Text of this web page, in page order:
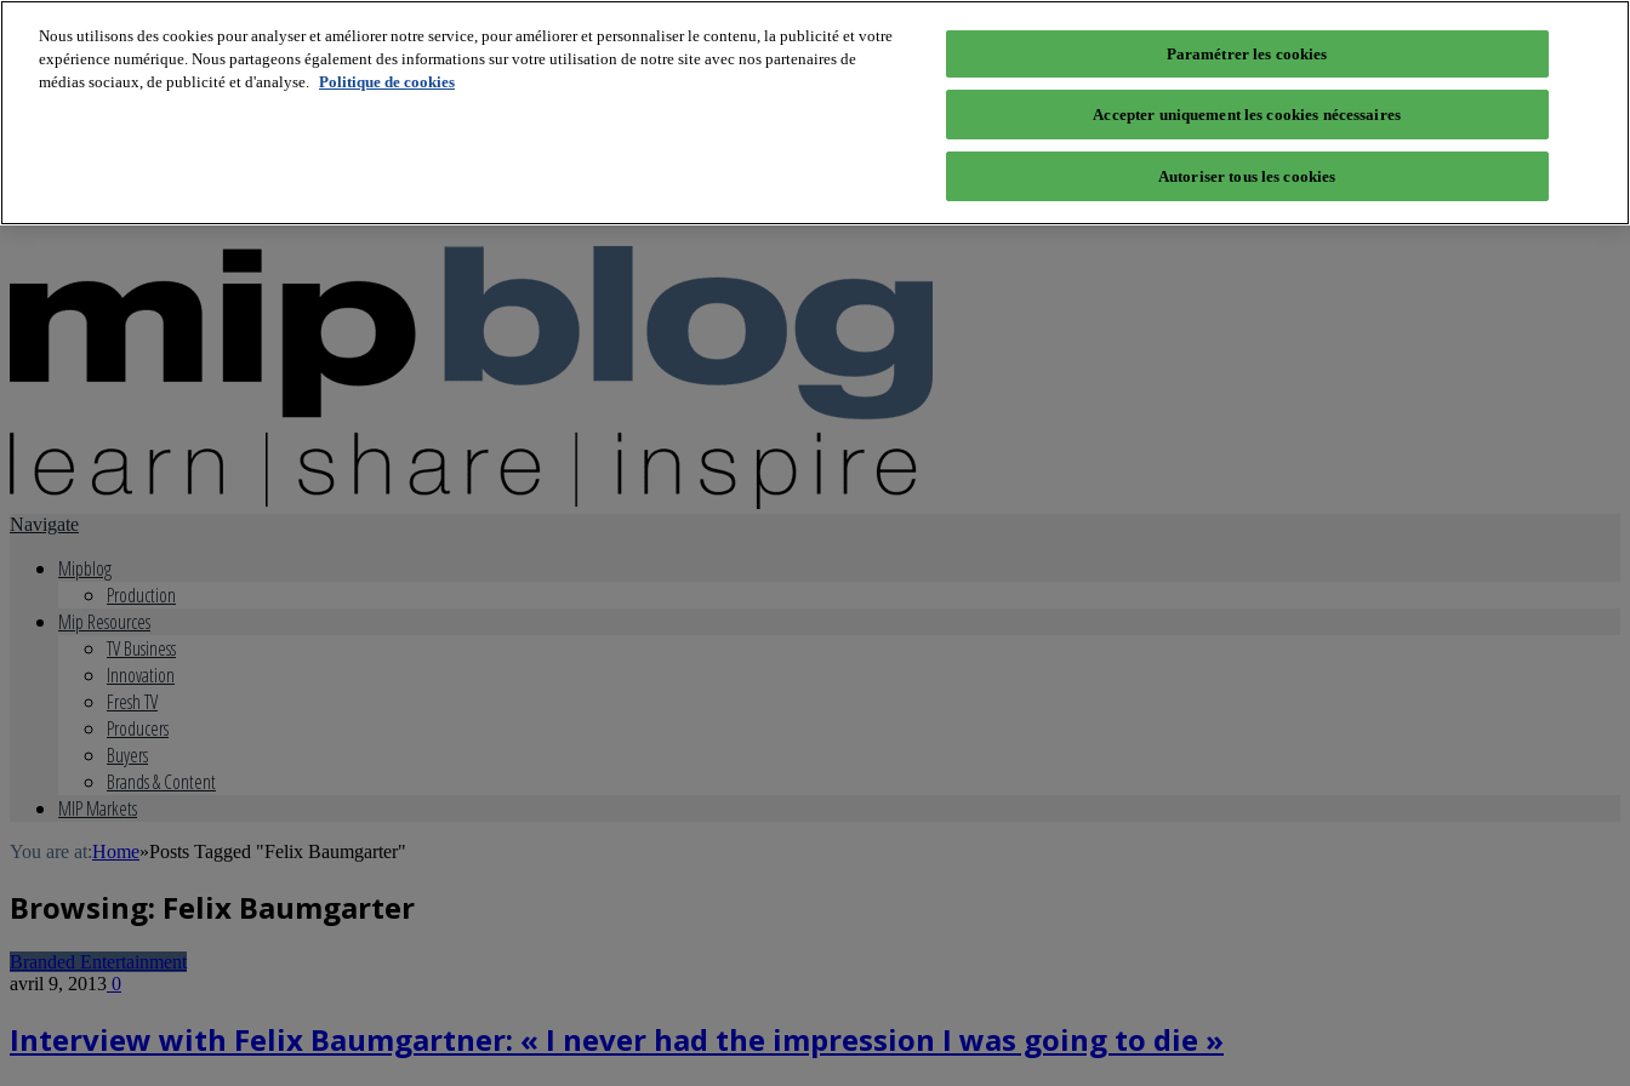
About us
Navigate
Mipblog
Production
Mip Resources
TV Business
Innovation
Fresh TV
Producers
Buyers
Brands & Content
MIP Markets
You are at:Home»Posts Tagged "Felix Baumgarter"
Browsing: Felix Baumgarter
Branded Entertainment
avril 9, 2013 0
Interview with Felix Baumgartner: « I never had the impression I was going to die »
Nous utilisons des cookies pour analyser et améliorer notre service, pour améliorer et personnaliser le contenu, la publicité et votre
expérience numérique. Nous partageons également des informations sur votre utilisation de notre site avec nos partenaires de
médias sociaux, de publicité et d'analyse. Politique de cookies
Paramétrer les cookies
Accepter uniquement les cookies nécessaires
Autoriser tous les cookies